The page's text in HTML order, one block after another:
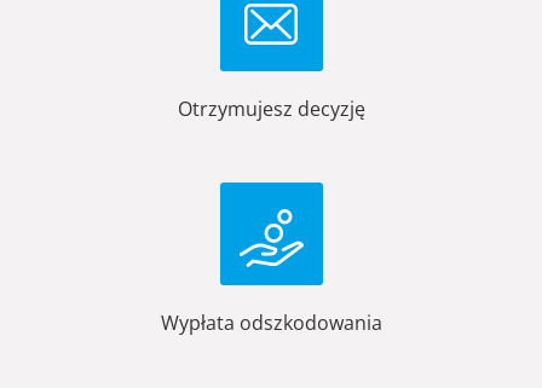
Otrzymujesz decyzję
Wypłata odszkodowania